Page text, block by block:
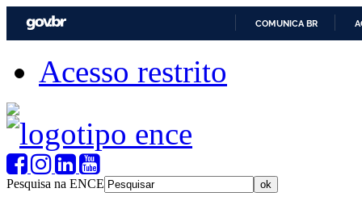
COMUNICA BR
Acesso restrito
Pesquisa na ENCE